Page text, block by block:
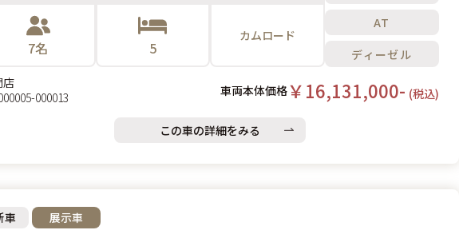
7名 5
カムロード
AT
ディーゼル
店
000013
車両本体価格￥16,131,000- (税込)
この車の詳細をみる
車 展示車